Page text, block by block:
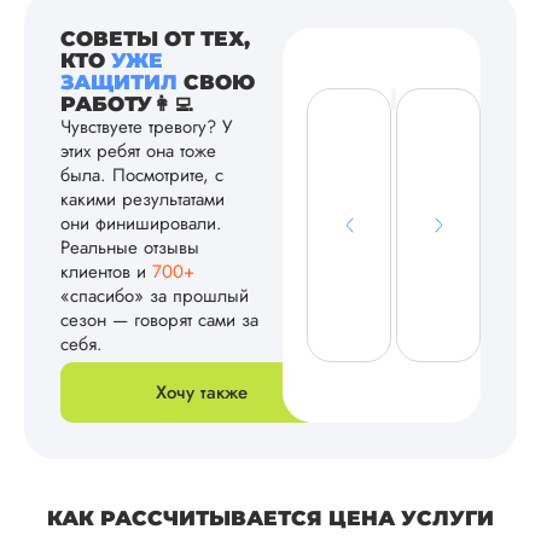
СОВЕТЫ ОТ ТЕХ,
КТО УЖЕ
ЗАЩИТИЛ СВОЮ
РАБОТУ👩‍💻
Чувствуете тревогу? У
этих ребят она тоже
была. Посмотрите, с
какими результатами
они финишировали.
Реальные отзывы
клиентов и 700+
«спасибо» за прошлый
сезон — говорят сами за
себя.
Хочу также
КАК РАССЧИТЫВАЕТСЯ ЦЕНА УСЛУГИ